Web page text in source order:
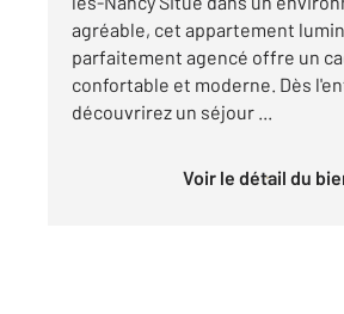
agréable, cet appartement
parfaitement agencé offre un
confortable et moderne. Dès
découvrirez un séjour ...
Voir le détail du